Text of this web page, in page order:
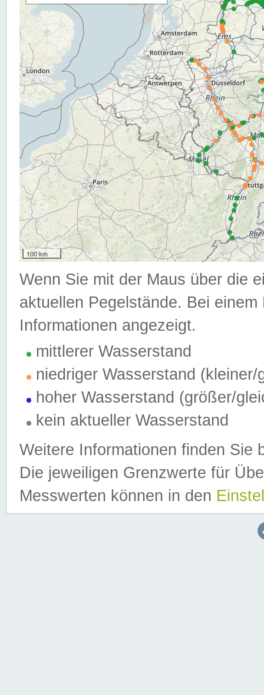
100 km
Wenn Sie mit der Maus über die
aktuellen Pegelstände. Bei
Informationen angezeigt.
mittlerer Wasserstand
niedriger Wasserstand (kleiner/
hoher Wasserstand (größer/
kein aktueller Wasserstand
Weitere Informationen finden Sie
Die jeweiligen Grenzwerte für
Messwerten können in den